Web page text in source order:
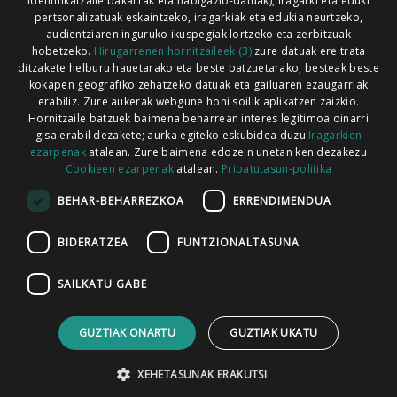
Codesyntaxek garatua
PUBLIZITATEA
HARREMANETARAKO
pertsonalizatuak eskaintzeko, iragarkiak eta edukia neurtzeko,
audientziaren inguruko ikuspegiak lortzeko eta zerbitzuak
hobetzeko. Hirugarrenen hornitzaileek (3)zure datuak ere trata
ditzakete helburu hauetarako eta beste batzuetarako, besteak beste
kokapen geografiko zehatzeko datuak eta gailuaren ezaugarriak
erabiliz. Zure aukerak webgune honi soilik aplikatzen zaizkio.
Hornitzaile batzuek baimena beharrean interes legitimoa oinarri
gisa erabil dezakete; aurka egiteko eskubidea duzu Iragarkien
ezarpenakatalean. Zure baimena edozein unetan ken dezakezu
Cookieen ezarpenak atalean. Pribatutasun-politika
BEHAR-BEHARREZKOA ERRENDIMENDUA
BIDERATZEA FUNTZIONALTASUNA
SAILKATU GABE
GUZTIAK ONARTU GUZTIAK UKATU
XEHETASUNAK ERAKUTSI